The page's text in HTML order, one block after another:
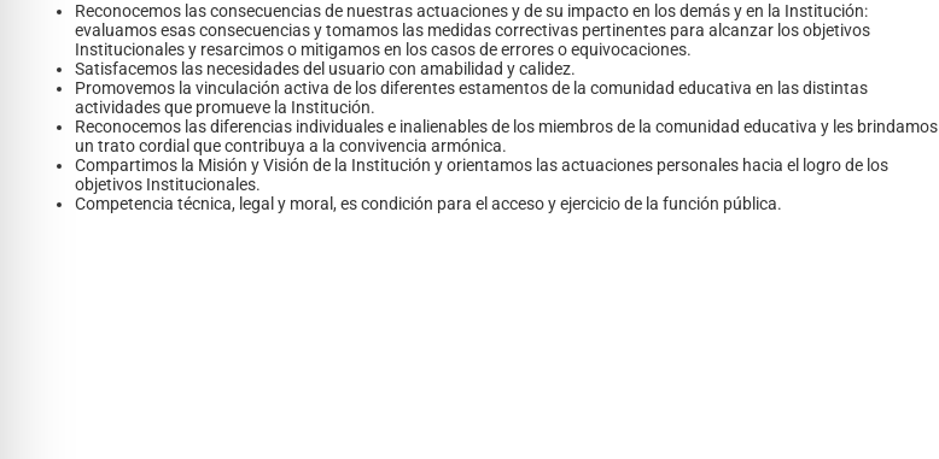
Reconocemos las consecuencias de nuestras actuaciones y de su impacto en los demás y en la Institución:
evaluamos esas consecuencias y tomamos las medidas correctivas pertinentes para alcanzar los objetivos
Institucionales y resarcimos o mitigamos en los casos de errores o equivocaciones.
Satisfacemos las necesidades del usuario con amabilidad y calidez.
Promovemos la vinculación activa de los diferentes estamentos de la comunidad educativa en las distintas
actividades que promueve la Institución.
Reconocemos las diferencias individuales e inalienables de los miembros de la comunidad educativa y les brindamos
un trato cordial que contribuya a la convivencia armónica.
Compartimos la Misión y Visión de la Institución y orientamos las actuaciones personales hacia el logro de los
objetivos Institucionales.
Competencia técnica, legal y moral, es condición para el acceso y ejercicio de la función pública.